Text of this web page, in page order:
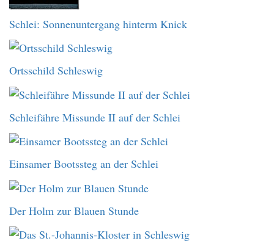
Schlei: Sonnenuntergang hinterm Knick
Ortsschild Schleswig
Schleifähre Missunde II auf der Schlei
Einsamer Bootssteg an der Schlei
Der Holm zur Blauen Stunde